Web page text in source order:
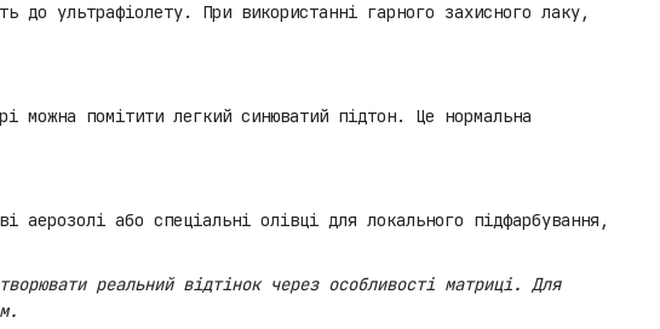
до ультрафіолету. При використанні гарного захисного лаку,
можна помітити легкий синюватий підтон. Це нормальна
аерозолі або спеціальні олівці для локального підфарбування,
реальний відтінок через особливості матриці. Для